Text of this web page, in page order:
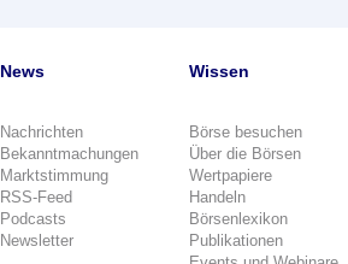
News
Nachrichten
Bekanntmachungen
Marktstimmung
RSS-Feed
Podcasts
Newsletter
Wissen
Börse besuchen
Über die Börsen
Wertpapiere
Handeln
Börsenlexikon
Publikationen